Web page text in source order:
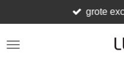
to
main
grote